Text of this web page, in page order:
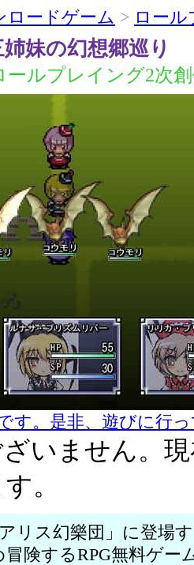
ロードゲーム > ロー
妹の幻想郷巡り
ルプレイング2次
す。是非、遊びに行
いません。
。
リス幻樂団」に登場
険するRPG無料ゲー